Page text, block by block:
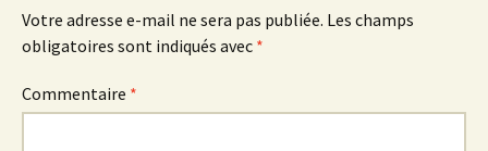
Votre adresse e-mail ne sera pas publiée. Les champs
obligatoires sont indiqués avec *
Commentaire *